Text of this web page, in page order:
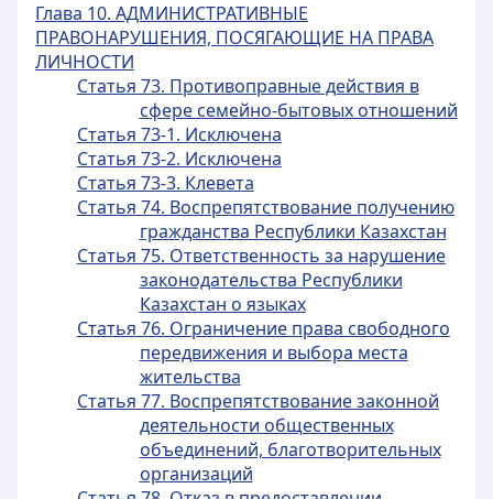
Глава 10. АДМИНИСТРАТИВНЫЕ
ПРАВОНАРУШЕНИЯ, ПОСЯГАЮЩИЕ НА ПРАВА
ЛИЧНОСТИ
Статья 73. Противоправные действия в
сфере семейно-бытовых отношений
Статья 73-1. Исключена
Статья 73-2. Исключена
Статья 73-3. Клевета
Статья 74. Воспрепятствование получению
гражданства Республики Казахстан
Статья 75. Ответственность за нарушение
законодательства Республики
Казахстан о языках
Статья 76. Ограничение права свободного
передвижения и выбора места
жительства
Статья 77. Воспрепятствование законной
деятельности общественных
объединений, благотворительных
организаций